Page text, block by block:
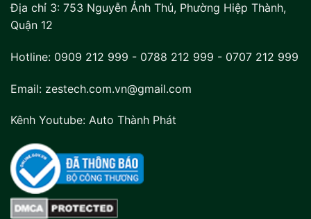
Địa chỉ 3: 753 Nguyễn Ảnh Thủ, Phường Hiệp Thành,
Quận 12
Hotline: 0909 212 999 - 0788 212 999 - 0707 212 999
Email: zestech.com.vn@gmail.com
Kênh Youtube: Auto Thành Phát